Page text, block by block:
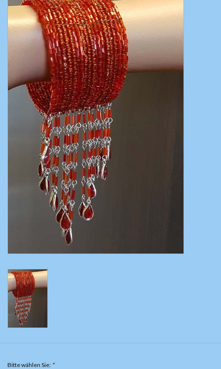
Hüfttücher
Bauchtanzkostüme
Zubehör
Tribal dance
Catsuits / Saidi & Hagalla
Yoga Kleidung
Bitte wählen Sie: *